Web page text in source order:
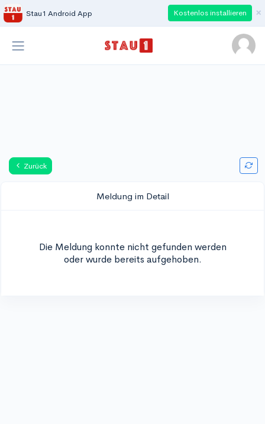
Stau1 Android App Kostenlos installieren ×
Zurück
Meldung im Detail
Die Meldung konnte nicht gefunden werden
oder wurde bereits aufgehoben.